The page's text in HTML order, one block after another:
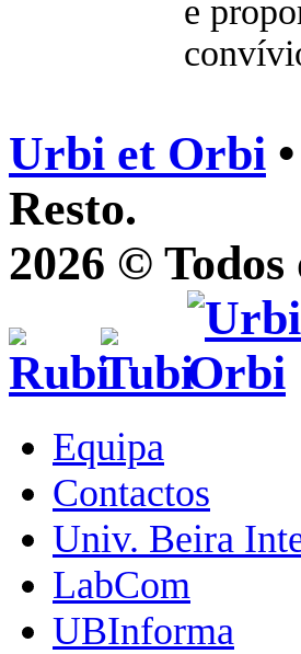
e
Urbi et Orbi
Resto.
2026 ©
Equipa
Contactos
Univ. Beira
LabCom
UBInforma